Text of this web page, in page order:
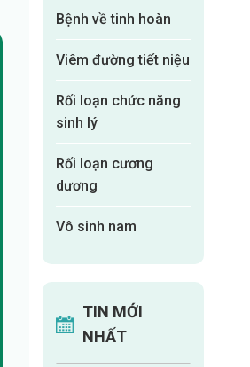
Bệnh về tinh hoàn
Viêm đường tiết niệu
Rối loạn chức năng
sinh lý
Rối loạn cương
dương
Vô sinh nam
TIN MỚI
NHẤT